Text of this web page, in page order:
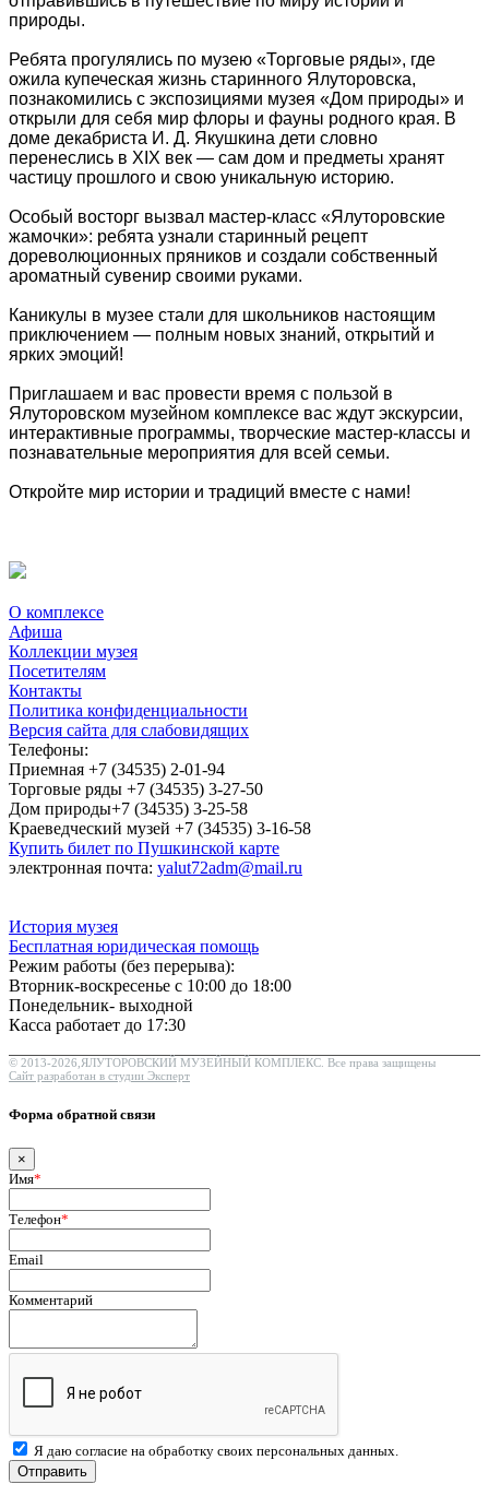
природы.
Ребята прогулялись по музею «Торговые ряды», где
ожила купеческая жизнь старинного Ялуторовска,
познакомились с экспозициями музея «Дом природы» и
открыли для себя мир флоры и фауны родного края. В
доме декабриста И. Д. Якушкина дети словно
перенеслись в XIX век — сам дом и предметы хранят
частицу прошлого и свою уникальную историю.
Особый восторг вызвал мастер-класс «Ялуторовские
жамочки»: ребята узнали старинный рецепт
дореволюционных пряников и создали собственный
ароматный сувенир своими руками.
Каникулы в музее стали для школьников настоящим
приключением — полным новых знаний, открытий и
ярких эмоций!
Приглашаем и вас провести время с пользой в
Ялуторовском музейном комплексе вас ждут экскурсии,
интерактивные программы, творческие мастер-классы и
познавательные мероприятия для всей семьи.
Откройте мир истории и традиций вместе с нами!
О комплексе
Афиша
Коллекции музея
Посетителям
Контакты
Политика конфиденциальности
Версия сайта для слабовидящих
Телефоны:
Приемная +7 (34535) 2-01-94
Торговые ряды +7 (34535) 3-27-50
Дом природы+7 (34535) 3-25-58
Краеведческий музей +7 (34535) 3-16-58
Купить билет по Пушкинской карте
электронная почта: yalut72adm@mail.ru
История музея
Бесплатная юридическая помощь
Режим работы (без перерыва):
Вторник-воскресенье с 10:00 до 18:00
Понедельник- выходной
Касса работает до 17:30
© 2013-2026,ЯЛУТОРОВСКИЙ МУЗЕЙНЫЙ КОМПЛЕКС. Все права защищены
Сайт разработан в студии Эксперт
Форма обратной связи
×
Имя*
Телефон*
Email
Комментарий
Я даю согласие на обработку своих персональных данных.
Отправить